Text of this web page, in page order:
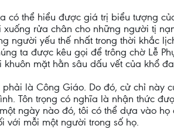
có thể hiểu được giá trị biểu tượng
xuống rửa chân cho những người tị
người yếu thế nhất trong thời khắc
ta được kêu gọi để trông chờ Lễ
mặt hằn sâu dấu vết của khổ
là Công Giáo. Do đó, cử chỉ này
Tôn trọng có nghĩa là nhận thức
ngày nào đó, tôi có thể dựa vào
với mỗi một người trong số họ.